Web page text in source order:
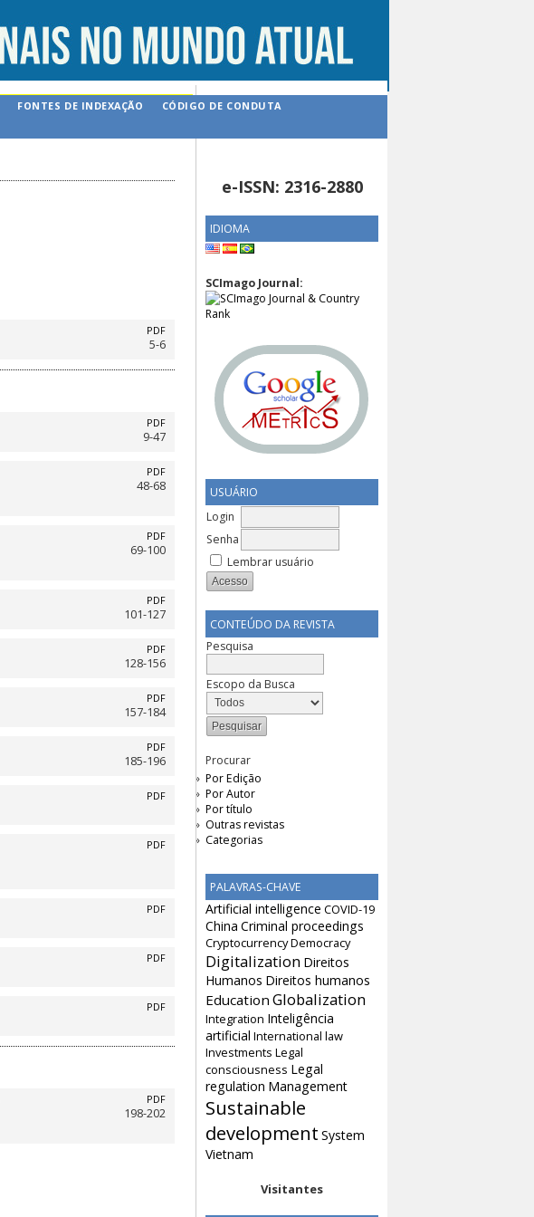
e-ISSN: 2316-2880
IDIOMA
SCImago Journal:
USUÁRIO
Login
Senha
Lembrar usuário
CONTEÚDO DA REVISTA
Pesquisa
Escopo da Busca
Procurar
Por Edição
Por Autor
Por título
Outras revistas
Categorias
PALAVRAS-CHAVE
Artificial intelligence COVID-19
China Criminal proceedings
CryptocurrencyDemocracy
Digitalization Direitos
Humanos Direitos humanos
Education Globalization
Integration Inteligência
artificial International law
Investments Legal
consciousness Legal
regulation Management
Sustainable
development System
Vietnam
Visitantes
FONTES DE INDEXAÇÃO
CÓDIGO DE CONDUTA
PDF
5-6
PDF
9-47
PDF
48-68
PDF
69-100
PDF
101-127
PDF
128-156
PDF
157-184
PDF
185-196
PDF
PDF
PDF
PDF
PDF
PDF
198-202